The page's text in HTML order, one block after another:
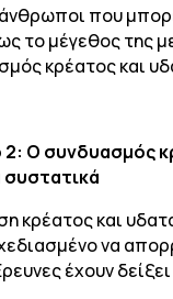
που
το μέγεθος της
κρέατος και
Ο συνδυασμός
κρέατος και
να
έχουν